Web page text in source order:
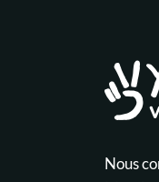
Nous